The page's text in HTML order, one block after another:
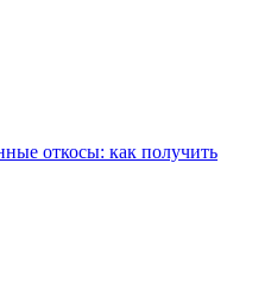
откосы: как получить